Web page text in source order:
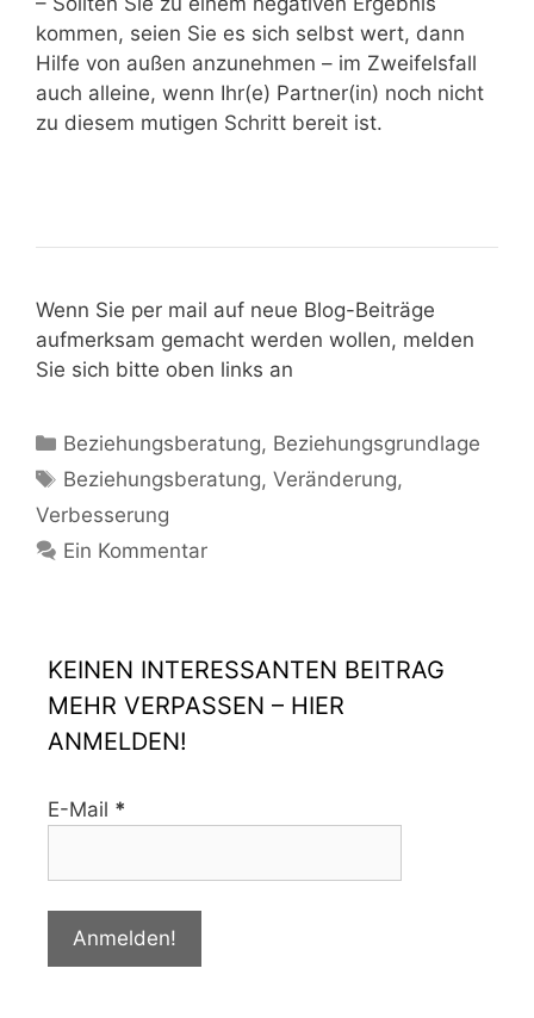
kommen, seien Sie es sich selbst wert, dann
Hilfe von außen anzunehmen – im Zweifelsfall
auch alleine, wenn Ihr(e) Partner(in) noch nicht
zu diesem mutigen Schritt bereit ist.
Wenn Sie per mail auf neue Blog-Beiträge
aufmerksam gemacht werden wollen, melden
Sie sich bitte oben links an
Beziehungsberatung, Beziehungsgrundlage
Beziehungsberatung,Veränderung,
Verbesserung
Ein Kommentar
KEINEN INTERESSANTEN BEITRAG
MEHR VERPASSEN – HIER
ANMELDEN!
E-Mail *